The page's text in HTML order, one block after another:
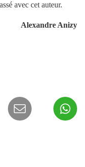
avec cet auteur.
Alexandre Anizy